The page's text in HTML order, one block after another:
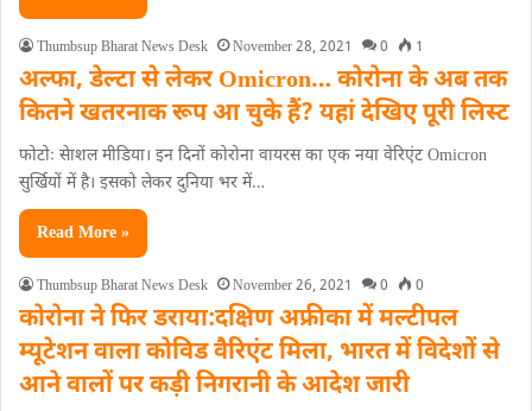
Thumbsup Bharat News Desk November 28, 2021 0 1
अल्फा, डेल्टा से लेकर Omicron… कोरोना के अब तक
कितने खतरनाक रूप आ चुके हैं? यहां देखिए पूरी लिस्ट
फोटोः सेाशल मीडिया। इन दिनों कोरोना वायरस का एक नया वेरिएंट Omicron
सुर्खियों में है। इसको लेकर दुनिया भर में…
Read More »
Thumbsup Bharat News Desk November 26, 2021 0 0
कोरोना ने फिर डराया:दक्षिण अफ्रीका में मल्टीपल
म्यूटेशन वाला कोविड वैरिएंट मिला, भारत में विदेशों से
आने वालों पर कड़ी निगरानी के आदेश जारी